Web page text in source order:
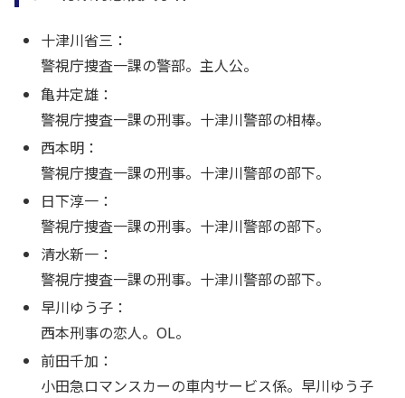
十津川省三：
警視庁捜査一課の警部。主人公。
亀井定雄：
警視庁捜査一課の刑事。十津川警部の相棒。
西本明：
警視庁捜査一課の刑事。十津川警部の部下。
日下淳一：
警視庁捜査一課の刑事。十津川警部の部下。
清水新一：
警視庁捜査一課の刑事。十津川警部の部下。
早川ゆう子：
西本刑事の恋人。OL。
前田千加：
小田急ロマンスカーの車内サービス係。早川ゆう子